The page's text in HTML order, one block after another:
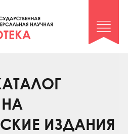
архив»
ИЗДАНИЯ